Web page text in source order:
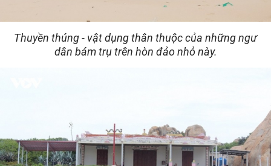
Thuyền thúng - vật dụng thân thuộc của những ngư
dân bám trụ trên hòn đảo nhỏ này.